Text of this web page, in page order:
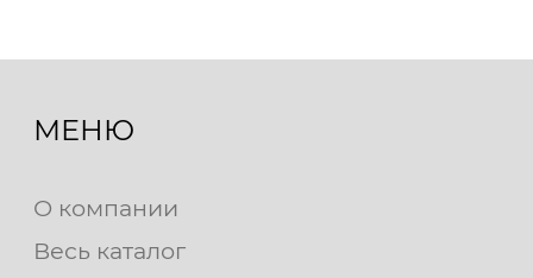
МЕНЮ
О компании
Весь каталог